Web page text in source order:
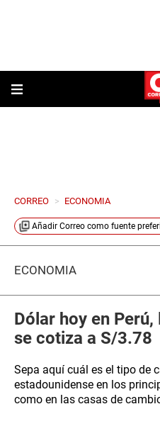
CORREO > ECONOMIA
Añadir Correo como fuente
ECONOMÍA
Dólar hoy en
se cotiza a S/3.78
Sepa aquí cuál es el tipo de
estadounidense en los
como en las casas de